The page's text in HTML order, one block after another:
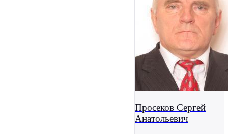
Просеков Сергей
Анатольевич